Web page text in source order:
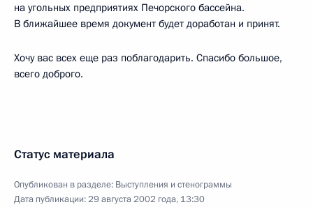
на угольных предприятиях Печорского бассейна.
В ближайшее время документ будет доработан и принят.
Хочу вас всех еще раз поблагодарить. Спасибо большое,
всего доброго.
Статус материала
Опубликован в разделе: Выступления и стенограммы
Дата публикации:29 августа 2002 года, 13:30